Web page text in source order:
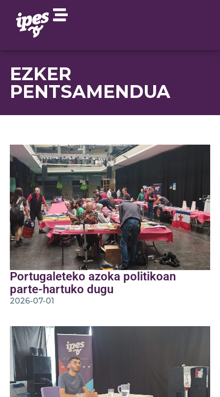
EZKER
PENTSAMENDUA
Portugaleteko azoka politikoan
parte-hartuko dugu
2026-07-01